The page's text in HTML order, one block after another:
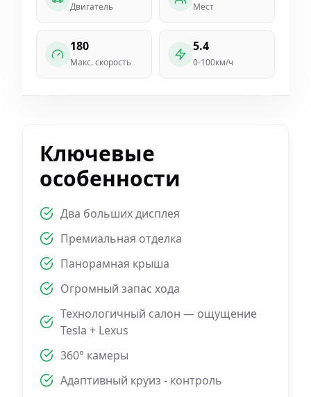
Двигатель Мест
180
Макс. скорость
5.4
0-100км/ч
Ключевые
особенности
Два больших дисплея
Премиальная отделка
Панорамная крыша
Огромный запас хода
Технологичный салон — ощущение
Tesla + Lexus
360° камеры
Адаптивный круиз - контроль